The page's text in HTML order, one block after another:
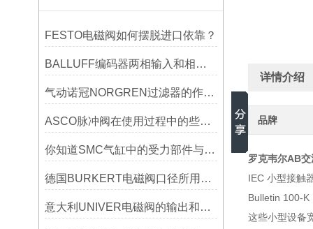
FESTO电磁阀如何摆脱进口依靠？
BALLUFF编码器两相输入和相位差输入相同吗?
气动诺冠NORGREN过滤器的作用是什么？了解一下吧
ASCO脉冲阀在使用过程中的些常见故障参数有哪些
你知道SMC气缸中的受力部件与其间隙上的影响有哪些吗？
德国BURKERT电磁阀口径所用电磁线圈是否一样
意大利UNIVER电磁阀的输出和输入功能是什么关系
详情介绍
品牌
罗克韦尔AB
IEC 小型接触
Bulletin 100-K
这些小型设备